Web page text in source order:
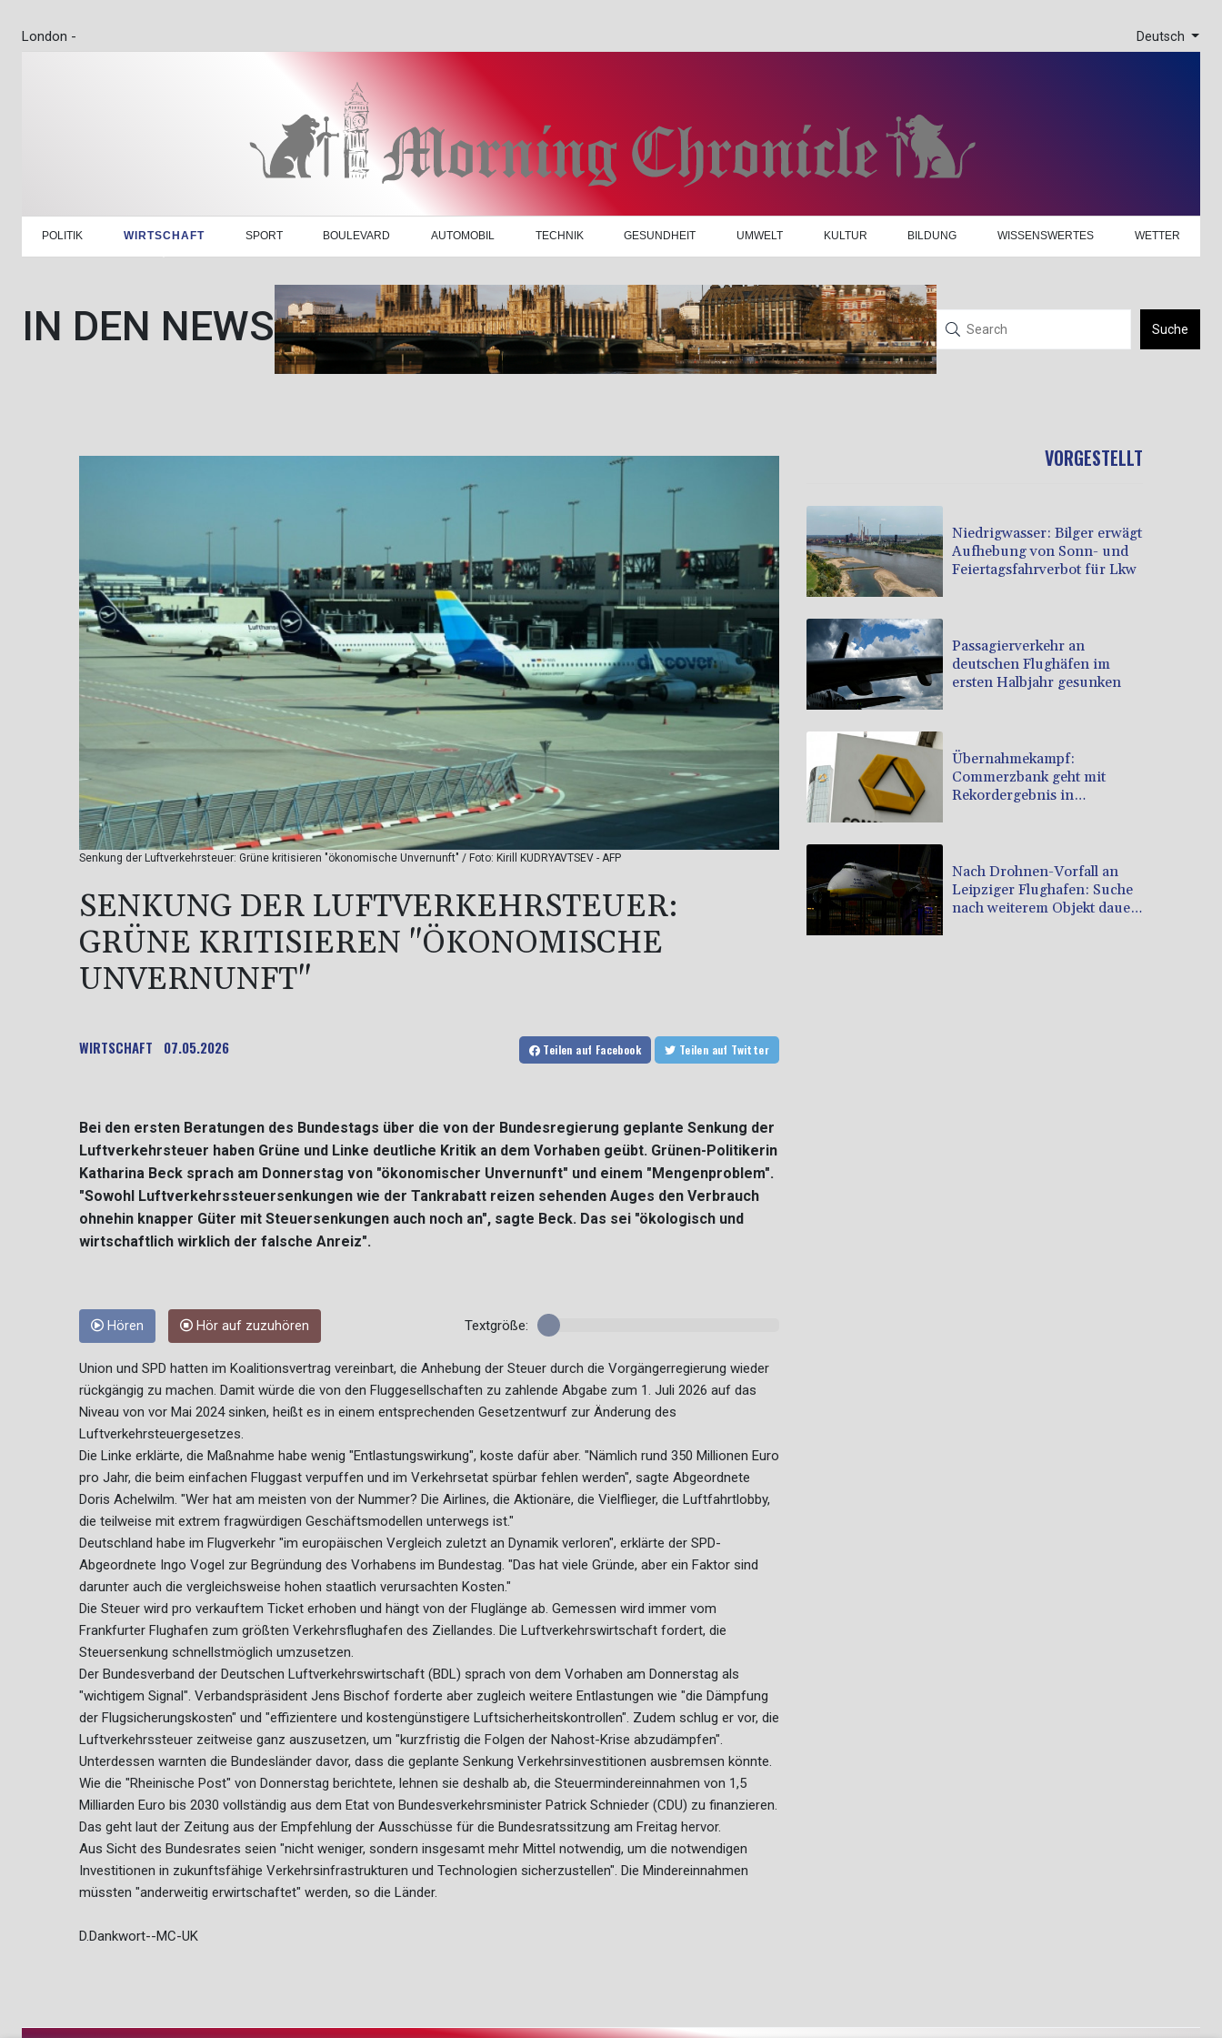
London - Deutsch
POLITIK WIRTSCHAFT SPORT BOULEVARD AUTOMOBIL TECHNIK GESUNDHEIT UMWELT KULTUR BILDUNG WISSENSWERTES WETTER
IN DEN NEWS Suche
Senkung der Luftverkehrsteuer: Grüne kritisieren "ökonomische Unvernunft" / Foto: Kirill KUDRYAVTSEV - AFP
SENKUNG DER LUFTVERKEHRSTEUER:
GRÜNE KRITISIEREN "ÖKONOMISCHE
UNVERNUNFT"
WIRTSCHAFT 07.05.2026 Teilen auf Facebook Teilen auf Twitter
Bei den ersten Beratungen des Bundestags über die von der Bundesregierung geplante Senkung der
Luftverkehrsteuer haben Grüne und Linke deutliche Kritik an dem Vorhaben geübt. Grünen-Politikerin
Katharina Beck sprach am Donnerstag von "ökonomischer Unvernunft" und einem "Mengenproblem".
"Sowohl Luftverkehrssteuersenkungen wie der Tankrabatt reizen sehenden Auges den Verbrauch
ohnehin knapper Güter mit Steuersenkungen auch noch an", sagte Beck. Das sei "ökologisch und
wirtschaftlich wirklich der falsche Anreiz".
Hören Hör auf zuzuhören Textgröße:
Union und SPD hatten im Koalitionsvertrag vereinbart, die Anhebung der Steuer durch die Vorgängerregierung wieder
rückgängig zu machen. Damit würde die von den Fluggesellschaften zu zahlende Abgabe zum 1. Juli 2026 auf das
Niveau von vor Mai 2024 sinken, heißt es in einem entsprechenden Gesetzentwurf zur Änderung des
Luftverkehrsteuergesetzes.
Die Linke erklärte, die Maßnahme habe wenig "Entlastungswirkung", koste dafür aber. "Nämlich rund 350 Millionen Euro
pro Jahr, die beim einfachen Fluggast verpuffen und im Verkehrsetat spürbar fehlen werden", sagte Abgeordnete
Doris Achelwilm. "Wer hat am meisten von der Nummer? Die Airlines, die Aktionäre, die Vielflieger, die Luftfahrtlobby,
die teilweise mit extrem fragwürdigen Geschäftsmodellen unterwegs ist."
Deutschland habe im Flugverkehr "im europäischen Vergleich zuletzt an Dynamik verloren", erklärte der SPD-
Abgeordnete Ingo Vogel zur Begründung des Vorhabens im Bundestag. "Das hat viele Gründe, aber ein Faktor sind
darunter auch die vergleichsweise hohen staatlich verursachten Kosten."
Die Steuer wird pro verkauftem Ticket erhoben und hängt von der Fluglänge ab. Gemessen wird immer vom
Frankfurter Flughafen zum größten Verkehrsflughafen des Ziellandes. Die Luftverkehrswirtschaft fordert, die
Steuersenkung schnellstmöglich umzusetzen.
Der Bundesverband der Deutschen Luftverkehrswirtschaft (BDL) sprach von dem Vorhaben am Donnerstag als
"wichtigem Signal". Verbandspräsident Jens Bischof forderte aber zugleich weitere Entlastungen wie "die Dämpfung
der Flugsicherungskosten" und "effizientere und kostengünstigere Luftsicherheitskontrollen". Zudem schlug er vor, die
Luftverkehrssteuer zeitweise ganz auszusetzen, um "kurzfristig die Folgen der Nahost-Krise abzudämpfen".
Unterdessen warnten die Bundesländer davor, dass die geplante Senkung Verkehrsinvestitionen ausbremsen könnte.
Wie die "Rheinische Post" von Donnerstag berichtete, lehnen sie deshalb ab, die Steuermindereinnahmen von 1,5
Milliarden Euro bis 2030 vollständig aus dem Etat von Bundesverkehrsminister Patrick Schnieder (CDU) zu finanzieren.
Das geht laut der Zeitung aus der Empfehlung der Ausschüsse für die Bundesratssitzung am Freitag hervor.
Aus Sicht des Bundesrates seien "nicht weniger, sondern insgesamt mehr Mittel notwendig, um die notwendigen
Investitionen in zukunftsfähige Verkehrsinfrastrukturen und Technologien sicherzustellen". Die Mindereinnahmen
müssten "anderweitig erwirtschaftet" werden, so die Länder.
D.Dankwort--MC-UK
VORGESTELLT
Niedrigwasser: Bilger erwägt
Aufhebung von Sonn- und
Feiertagsfahrverbot für Lkw
Passagierverkehr an
deutschen Flughäfen im
ersten Halbjahr gesunken
Übernahmekampf:
Commerzbank geht mit
Rekordergebnis in
Nach Drohnen-Vorfall an
Leipziger Flughafen: Suche
nach weiterem Objekt dauert